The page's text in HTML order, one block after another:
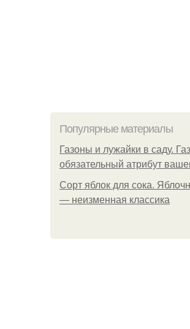
Популярные материалы
Газоны и лужайки в саду.
обязательный атрибут
Сорт яблок для сока.
— неизменная классика